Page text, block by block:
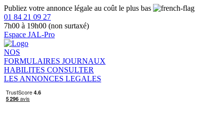
Publiez votre annonce légale au coût le plus bas
01 84 21 09 27
7h00 à 19h00 (non surtaxé)
Espace JAL-Pro
NOS
FORMULAIRES JOURNAUX
HABILITES CONSULTER
LES ANNONCES LEGALES